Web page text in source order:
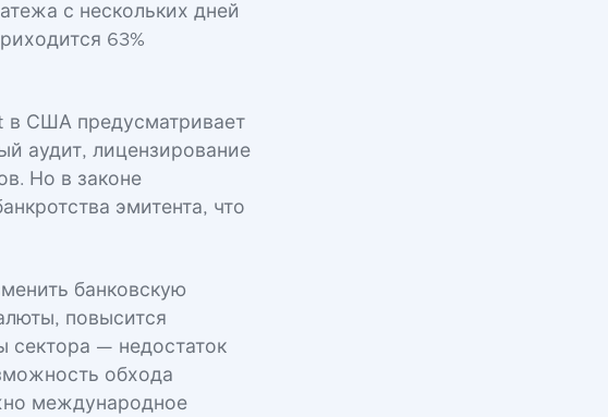
с нескольких дней
63%
в США предусматривает
аудит, лицензирование
Но в законе
эмитента, что
банковскую
повысится
сектора — недостаток
обхода
международное